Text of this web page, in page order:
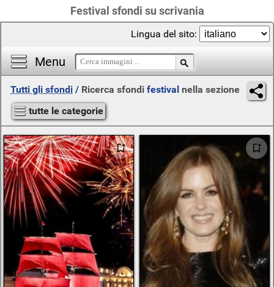
Festival sfondi su scrivania
Menu
Lingua del sito:
Tutti gli sfondi / Ricerca sfondi festival nella sezione
tutte le categorie